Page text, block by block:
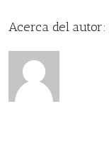
Acerca del autor: